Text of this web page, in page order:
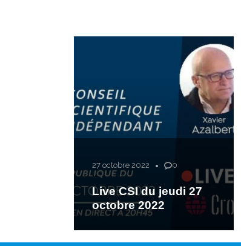
27 octobre 2022 0
Live CSI du jeudi 27
octobre 2022